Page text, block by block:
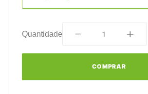
Quantidade
COMPRAR